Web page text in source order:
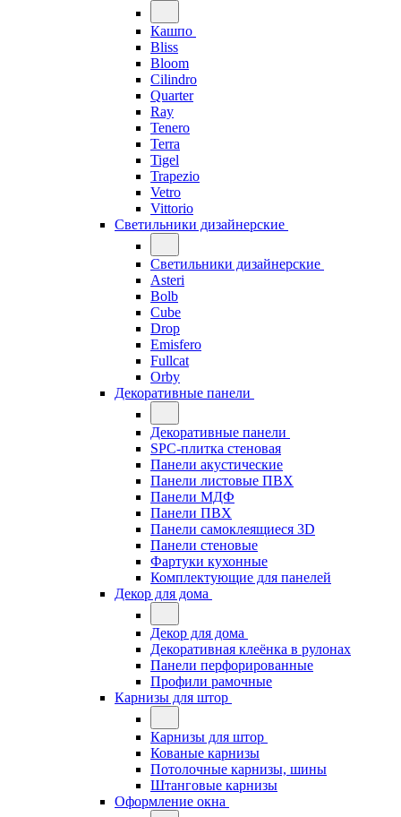
Кашпо
Bliss
Bloom
Cilindro
Quarter
Ray
Tenero
Terra
Tigel
Trapezio
Vetro
Vittorio
Светильники дизайнерские
Светильники дизайнерские
Asteri
Bolb
Cube
Drop
Emisfero
Fullcat
Orby
Декоративные панели
Декоративные панели
SPC-плитка стеновая
Панели акустические
Панели листовые ПВХ
Панели МДФ
Панели ПВХ
Панели самоклеящиеся 3D
Панели стеновые
Фартуки кухонные
Комплектующие для панелей
Декор для дома
Декор для дома
Декоративная клеёнка в рулонах
Панели перфорированные
Профили рамочные
Карнизы для штор
Карнизы для штор
Кованые карнизы
Потолочные карнизы, шины
Штанговые карнизы
Оформление окна